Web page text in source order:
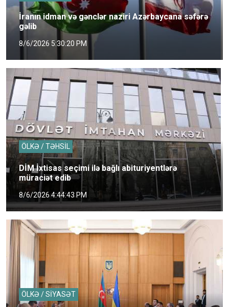
İranın idman və gənclər naziri Azərbaycana səfərə
gəlib
8/6/2026 5:30:20 PM
ÖLKƏ / TƏHSİL
DİM İxtisas seçimi ilə bağlı abituriyentlərə
müraciət edib
8/6/2026 4:44:43 PM
ÖLKƏ / SİYASƏT